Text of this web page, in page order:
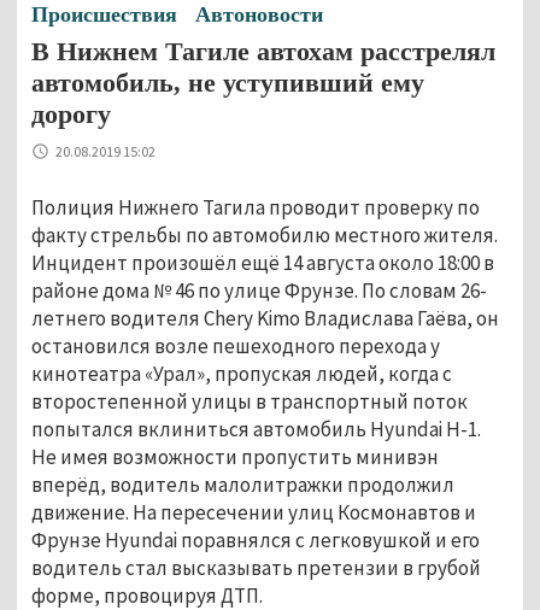
Происшествия Автоновости
В Нижнем Тагиле автохам расстрелял
автомобиль, не уступивший ему
дорогу
20.08.2019 15:02
Полиция Нижнего Тагила проводит проверку по
факту стрельбы по автомобилю местного жителя.
Инцидент произошёл ещё 14 августа около 18:00 в
районе дома № 46 по улице Фрунзе. По словам 26-
летнего водителя Chery Kimo Владислава Гаёва, он
остановился возле пешеходного перехода у
кинотеатра «Урал», пропуская людей, когда с
второстепенной улицы в транспортный поток
попытался вклиниться автомобиль Hyundai H-1.
Не имея возможности пропустить минивэн
вперёд, водитель малолитражки продолжил
движение. На пересечении улиц Космонавтов и
Фрунзе Hyundai поравнялся с легковушкой и его
водитель стал высказывать претензии в грубой
форме, провоцируя ДТП.